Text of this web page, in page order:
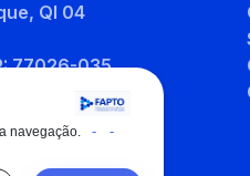
QI 04
77026-035
navegação. - -